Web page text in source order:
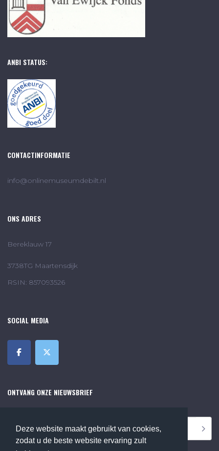
Deze website maakt gebruikt van cookies,
zodat u de beste website ervaring zult
ANBI STATUS:
CONTACTINFORMATIE
info@onlinemuseumdebilt.nl
ONS ADRES
Bereklauw 17
3738TG Maartensdijk
RSIN: 857093526
SOCIAL MEDIA
ONTVANG ONZE NIEUWSBRIEF